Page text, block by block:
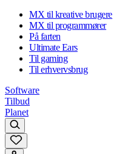
MX til kreative brugere
MX til programmører
På farten
Ultimate Ears
Til gaming
Til erhvervsbrug
Software
Tilbud
Planet